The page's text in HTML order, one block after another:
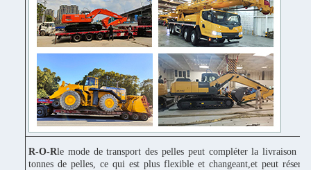
R-O-Rle mode de transport des pelles peut compléter la livraison
tonnes de pelles, ce qui est plus flexible et changeant,et peut